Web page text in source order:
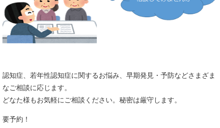
認知症、若年性認知症に関するお悩み、早期発見・予防などさまざま
なご相談に応じます。
どなた様もお気軽にご相談ください。秘密は厳守します。
要予約！